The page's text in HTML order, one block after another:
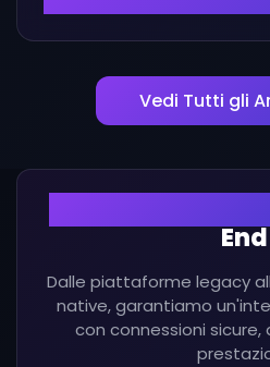
Vedi Tutti gli
End
Dalle piattaforme legacy
native, garantiamo
con connessioni